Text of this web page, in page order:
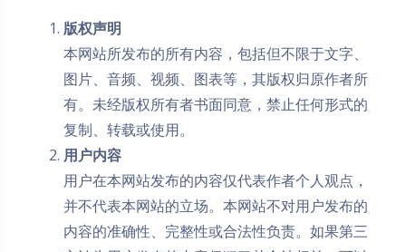
版权声明
本网站所发布的所有内容，包括但不限于文字、
图片、音频、视频、图表等，其版权归原作者所
有。未经版权所有者书面同意，禁止任何形式的
复制、转载或使用。
用户内容
用户在本网站发布的内容仅代表作者个人观点，
并不代表本网站的立场。本网站不对用户发布的
内容的准确性、完整性或合法性负责。如果第三